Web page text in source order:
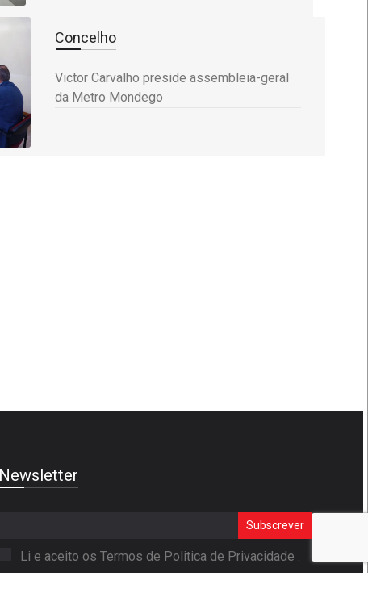
Concelho
Victor Carvalho preside assembleia-geral
da Metro Mondego
Newsletter
Subscrever
Li e aceito os Termos de Politica de Privacidade